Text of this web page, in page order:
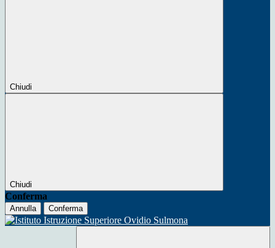
Chiudi
Chiudi
Conferma
Annulla Conferma